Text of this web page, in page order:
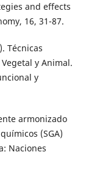
and effects
16, 31-87.
Técnicas
y Animal.
y
armonizado
(SGA)
Naciones